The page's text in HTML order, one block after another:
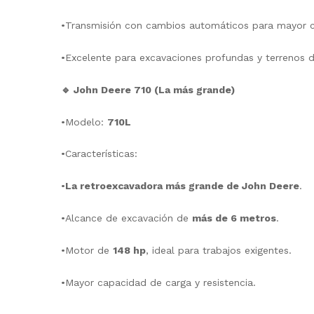
•Transmisión con cambios automáticos para mayor
•Excelente para excavaciones profundas y terrenos
🔹 John Deere 710 (La más grande)
•Modelo: 710L
•Características:
•La retroexcavadora más grande de John Deere.
•Alcance de excavación de más de 6 metros.
•Motor de 148 hp, ideal para trabajos exigentes.
•Mayor capacidad de carga y resistencia.